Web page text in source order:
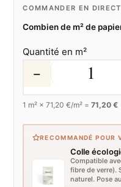
COMMANDER EN DIRECT
Combien de m² de
Quantité en m²
−
1 m² ×71,20 €/m² =71,20 €
RECOMMANDÉ POUR
Colle
Compatible
fibre de verre).
naturel. Pose